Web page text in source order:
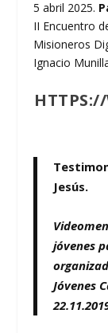
5 abril 2025.
II Encuentro
Misioneros
Ignacio
Jesús.
jóvenes
Jóvenes